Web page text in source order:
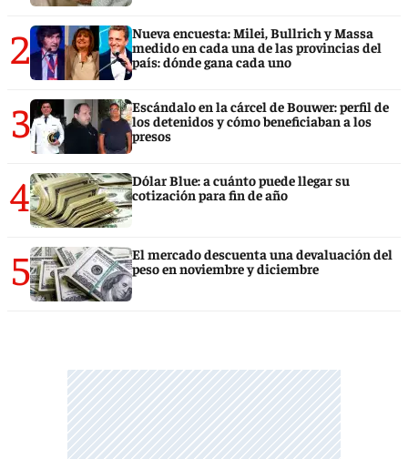
2
Nueva encuesta: Milei, Bullrich y Massa
medido en cada una de las provincias del
país: dónde gana cada uno
3
Escándalo en la cárcel de Bouwer: perfil de
los detenidos y cómo beneficiaban a los
presos
4
Dólar Blue: a cuánto puede llegar su
cotización para fin de año
5
El mercado descuenta una devaluación del
peso en noviembre y diciembre